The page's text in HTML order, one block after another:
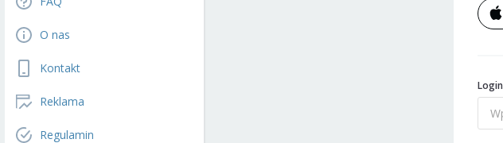
O nas
Kontakt
Reklama
Regulamin
Login